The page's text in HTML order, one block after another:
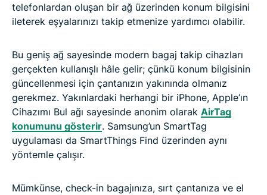
telefonlardan oluşan bir ağ üzerinden konum bilgisini
ileterek eşyalarınızı takip etmenize yardımcı olabilir.
Bu geniş ağ sayesinde modern bagaj takip cihazları
gerçekten kullanışlı hâle gelir; çünkü konum bilgisinin
güncellenmesi için çantanızın yakınında olmanız
gerekmez. Yakınlardaki herhangi bir iPhone, Apple’ın
Cihazımı Bul ağı sayesinde anonim olarak AirTag
konumunu gösterir. Samsung’un SmartTag
uygulaması da SmartThings Find üzerinden aynı
yöntemle çalışır.
Mümkünse, check-in bagajınıza, sırt çantanıza ve el